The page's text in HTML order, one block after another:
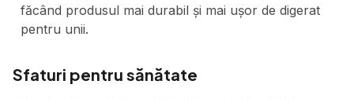
făcând produsul mai durabil și mai ușor de digerat
pentru unii.
Sfaturi pentru sănătate